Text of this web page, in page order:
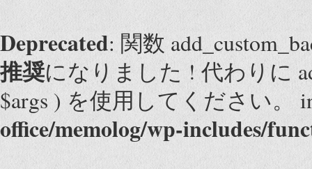
Deprecated: 関数
推奨になりました ! 代わりに
$args ) を使用してください。
office/memolog/wp-includes/